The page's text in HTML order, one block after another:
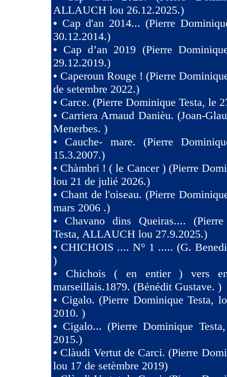
ALLAUCH lou 26.12.2025.)
• Cap d'an 2014... (Pierre
30.12.2014.)
• Cap d’an 2019 (Pierre
29.12.2019.)
• Caperoun Rouge ! (Pierre
de setembre 2022.)
• Carce. (Pierre Dominique Testa, le
• Carriera Arnaud Danièu. (Joan-
Menerbes. )
• Cauche- mare. (Pierre
15.3.2007.)
• Chàmbri ! ( le Cancer ) (Pierre
lou 21 de julié 2026.)
• Chant de l'oiseau. (Pierre
mars 2006 .)
• Chavano dins Queiras....
Testa, ALLAUCH lou 27.9.2025.)
• CHICHOIS .... N° 1 ..... (G.
)
• Chichois ( en entier ) vers
marseillais.1879. (Bénédit Gustave. )
• Cigalo. (Pierre Dominique Testa,
2010. )
• Cigalo... (Pierre Dominique
2015.)
• Clàudi Vertut de Carci. (Pierre
lou 17 de setèmbre 2019)